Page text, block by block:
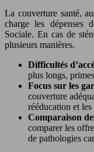
La couverture santé,
charge les dépenses
Sociale. En cas de
plusieurs manières.
Difficultés
plus longs,
Focus sur les
couverture
rééducation et
Comparaison
comparer les
de pathologies